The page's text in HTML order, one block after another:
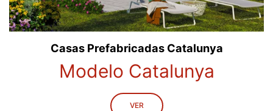
Casas Prefabricadas Catalunya
Modelo Catalunya
VER